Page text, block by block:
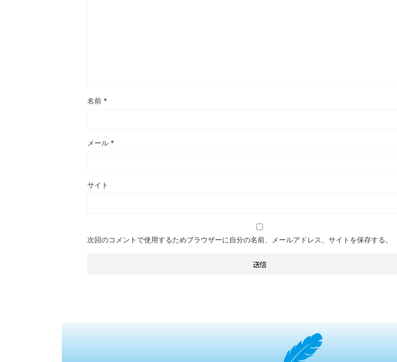
名前 *
メール *
サイト
次回のコメントで使用するためブラウザーに自分の名前、メールアドレス、サイトを保存する。